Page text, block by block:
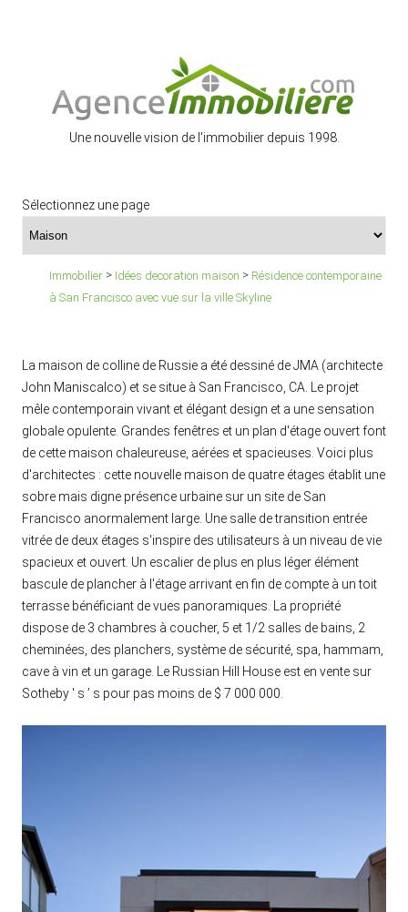
Une nouvelle vision de l'immobilier depuis 1998.
Sélectionnez une page
Immobilier > Idées decoration maison > Résidence contemporaine
à San Francisco avec vue sur la ville Skyline
La maison de colline de Russie a été dessiné de JMA (architecte
John Maniscalco) et se situe à San Francisco, CA. Le projet
mêle contemporain vivant et élégant design et a une sensation
globale opulente. Grandes fenêtres et un plan d'étage ouvert font
de cette maison chaleureuse, aérées et spacieuses. Voici plus
d'architectes : cette nouvelle maison de quatre étages établit une
sobre mais digne présence urbaine sur un site de San
Francisco anormalement large. Une salle de transition entrée
vitrée de deux étages s'inspire des utilisateurs à un niveau de vie
spacieux et ouvert. Un escalier de plus en plus léger élément
bascule de plancher à l'étage arrivant en fin de compte à un toit
terrasse bénéficiant de vues panoramiques. La propriété
dispose de 3 chambres à coucher, 5 et 1/2 salles de bains, 2
cheminées, des planchers, système de sécurité, spa, hammam,
cave à vin et un garage. Le Russian Hill House est en vente sur
Sotheby ' s ’ s pour pas moins de $ 7 000 000.